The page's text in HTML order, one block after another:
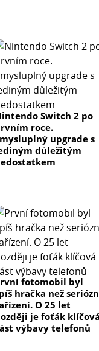
Switch 2 po
roce.
upgrade s
důležitým
fotomobil byl
hračka než
O 25 let
je foťák klíčová
výbavy telefonů